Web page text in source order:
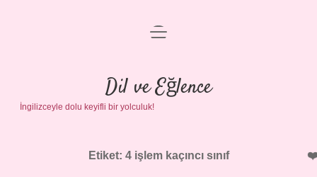
Anasayfa
Gizlilik Politikası
Yasal Uyarı
menüyü
Dil ve Eğlence
İngilizceyle dolu keyifli bir yolculuk!
Etiket: 4 işlem kaçıncı sınıf